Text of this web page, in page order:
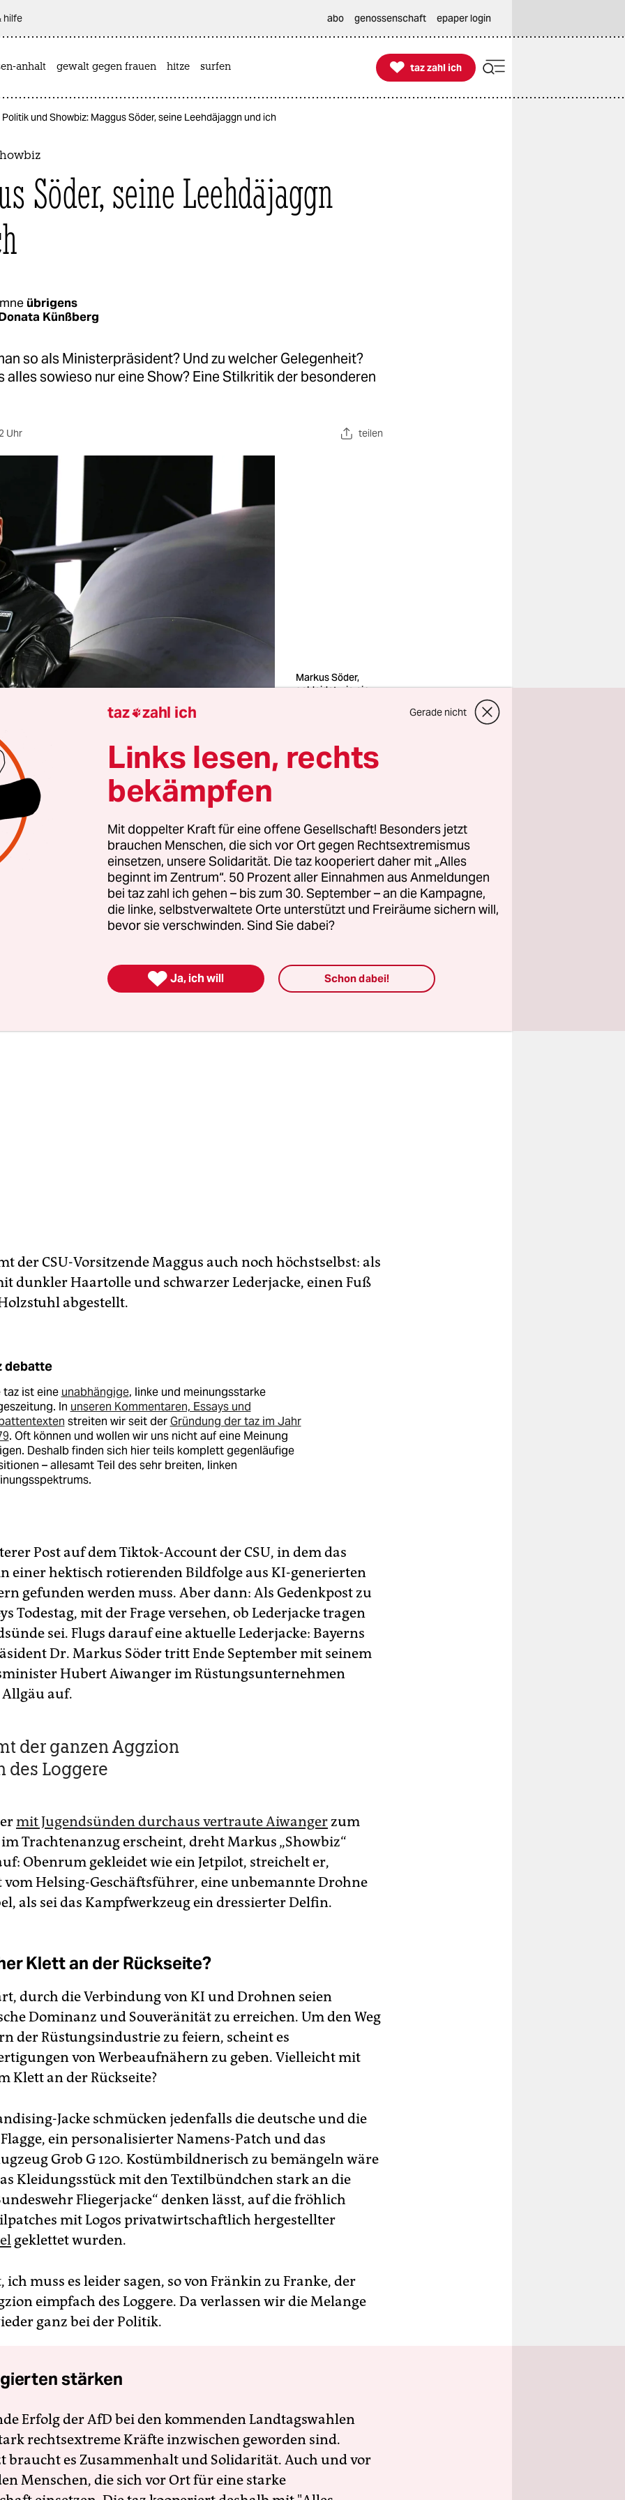
hilfe abo genossenschaft epaper login
anhalt gewalt gegen frauen hitze surfen 
taz zahl ich
taz zahl ich
Politik und Showbiz: Maggus Söder, seine Leehdäjaggn und ich
Söder, seine Leehdäjaggn
übrigens
Künßberg
so als Ministerpräsident? Und zu welcher Gelegenheit?
alles sowieso nur eine Show? Eine Stilkritik der besonderen
Uhr teilen
Markus Söder,
gekleidet wie ein
Foto: Frank
Ossenbrink/imago
wir angesichts der – die Autorin gestikuliert in alle
– allgemeinen Lage noch Nerven, über Bekleidung
sprechen? Aber ja. Scharf gezogene Grenzen zwischen
und Politik sind ohnehin ausgedacht. Im breiten Strom
aus Politik und Showbiz treiben fetischisierte
vorbei, gefolgt von einer imReality-TV debütierenden
, die sich mutig beim Verhältnis zwischen Anlage und
sucht.
der CSU-Vorsitzende Maggus auch noch höchstselbst: als
dunkler Haartolle und schwarzer Lederjacke, einen Fuß
abgestellt.
debatte
taz ist eine unabhängige, linke und meinungsstarke
In unseren Kommentaren, Essays und
streiten wir seit derGründung der taz im Jahr
. Oft können und wollen wir uns nicht auf eine Meinung
Deshalb finden sich hier teils komplett gegenläufige
– allesamt Teil des sehr breiten, linken
Post auf dem Tiktok-Account der CSU, in dem das
einer hektisch rotierenden Bildfolge aus KI-generierten
gefunden werden muss. Aber dann: Als Gedenkpost zu
Todestag, mit der Frage versehen, ob Lederjacke tragen
sei. Flugs darauf eine aktuelle Lederjacke: Bayerns
Dr. Markus Söder tritt Ende September mit seinem
Hubert Aiwanger im Rüstungsunternehmen
auf.
der ganzen Aggzion
des Loggere
mit Jugendsünden durchaus vertraute Aiwanger zum
Trachtenanzug erscheint, dreht Markus „Showbiz“
Obenrum gekleidet wie ein Jetpilot, streichelt er,
Helsing-Geschäftsführer, eine unbemannte Drohne
als sei das Kampfwerkzeug ein dressierter Delfin.
Klett an der Rückseite?
durch die Verbindung von KI und Drohnen seien
Dominanz und Souveränität zu erreichen. Um den Weg
der Rüstungsindustrie zu feiern, scheint es
von Werbe­aufnähern zu geben. Vielleicht mit
Klett an der Rückseite?
Jacke schmücken jedenfalls die deutsche und die
ein personalisierter Namens-Patch und das
Grob G 120. Kostümbildnerisch zu bemängeln wäre
Kleidungsstück mit den Textilbündchen stark an die
Fliegerjacke“ denken lässt, auf die fröhlich
mit Logos privatwirtschaftlich hergestellter
geklettet wurden.
ich muss es leider sagen, so von Fränkin zu Franke, der
eimpfach des Loggere. Da verlassen wir die Melange
ganz bei der Politik.
stärken
Erfolg der AfD bei den kommenden Landtagswahlen
rechtsextreme Kräfte inzwischen geworden sind.
braucht es Zusammenhalt und Solidarität. Auch und vor
Menschen, die sich vor Ort für eine starke
taz zahl ich Gerade nicht
Links lesen, rechts
bekämpfen
Mit doppelter Kraft für eine offene Gesellschaft! Besonders jetzt
brauchen Menschen, die sich vor Ort gegen Rechtsextremismus
einsetzen, unsere Solidarität. Die taz kooperiert daher mit „Alles
beginnt im Zentrum“. 50 Prozent aller Einnahmen aus Anmeldungen
bei taz zahl ich gehen – bis zum 30. September – an die Kampagne,
die linke, selbstverwaltete Orte unterstützt und Freiräume sichern will,
bevor sie verschwinden. Sind Sie dabei?
 Ja, ich will Schon dabei!